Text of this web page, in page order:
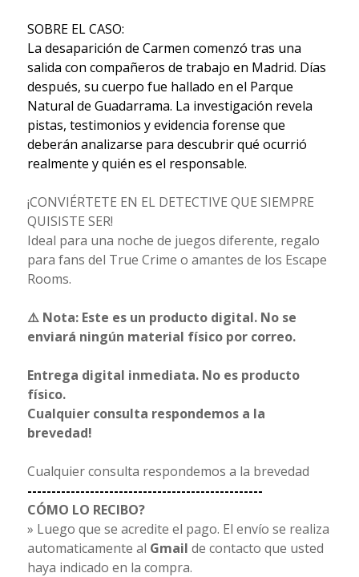
SOBRE EL CASO:
La desaparición de Carmen comenzó tras una
salida con compañeros de trabajo en Madrid. Días
después, su cuerpo fue hallado en el Parque
Natural de Guadarrama. La investigación revela
pistas, testimonios y evidencia forense que
deberán analizarse para descubrir qué ocurrió
realmente y quién es el responsable.
¡CONVIÉRTETE EN EL DETECTIVE QUE SIEMPRE
QUISISTE SER!
Ideal para una noche de juegos diferente, regalo
para fans del True Crime o amantes de los Escape
Rooms.
⚠️ Nota: Este es un producto digital. No se
enviará ningún material físico por correo.
Entrega digital inmediata. No es producto
físico.
Cualquier consulta respondemos a la
brevedad!
Cualquier consulta respondemos a la brevedad
-------------------------------------------------
CÓMO LO RECIBO?
» Luego que se acredite el pago. El envío se realiza
automaticamente al Gmail de contacto que usted
haya indicado en la compra.